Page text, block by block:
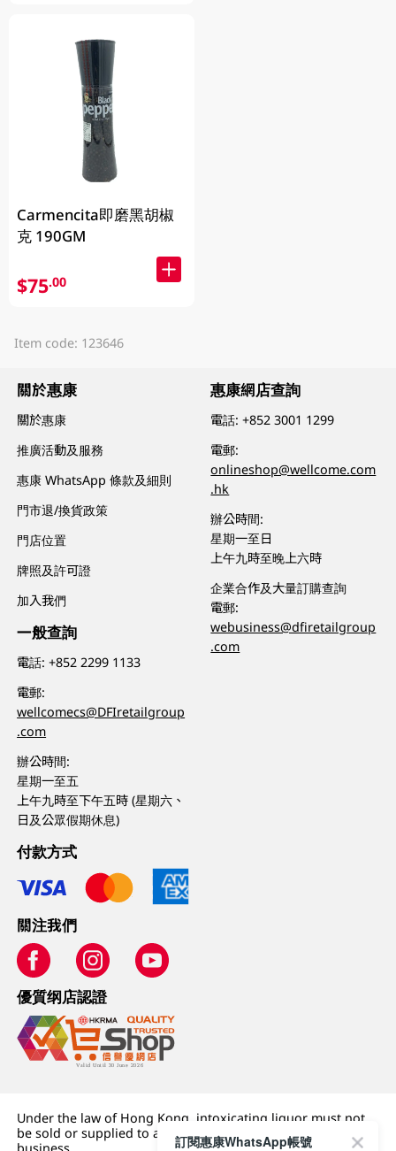
Carmencita即磨黑胡椒
克 190GM
$75.00
Item code: 123646
關於惠康
關於惠康
推廣活動及服務
惠康 WhatsApp 條款及細則
門市退/換貨政策
門店位置
牌照及許可證
加入我們
一般查詢
電話:+852 2299 1133
電郵:
wellcomecs@DFIretailgroup
.com
辦公時間:
星期一至五
上午九時至下午五時 (星期六、
日及公眾假期休息)
惠康網店查詢
電話:+852 3001 1299
電郵:
onlineshop@wellcome.com
.hk
辦公時間:
星期一至日
上午九時至晚上六時
企業合作及大量訂購查詢
電郵:
webusiness@dfiretailgroup
.com
付款方式
關注我們
優質纲店認證
Under the law of Hong Kong, intoxicating liquor must not
be sold or supplied to a minor (under 18) in the course of
訂閱惠康WhatsApp帳號